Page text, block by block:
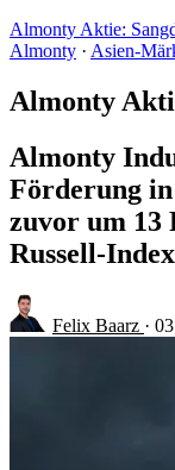
Almonty Aktie:
Almonty · Asien-
Almonty
Almonty
Förderung
zuvor um 13
Russell-
Felix Baarz ·